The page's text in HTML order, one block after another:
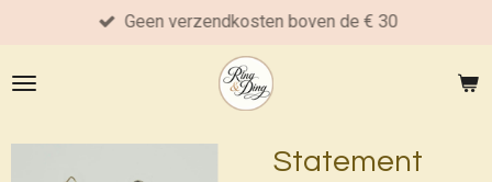
naar
Geen verzendkosten boven de € 30
Statement